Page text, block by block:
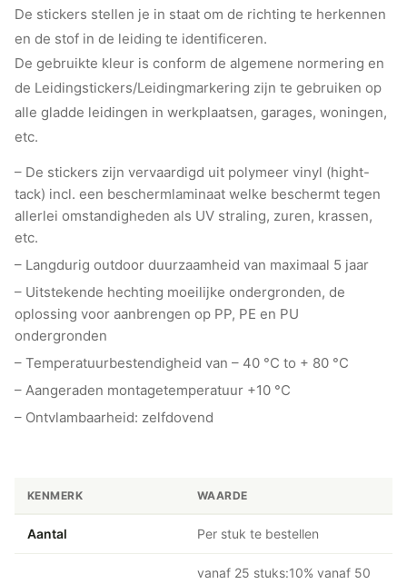
De stickers stellen je in staat om de richting te herkennen
en de stof in de leiding te identificeren.
De gebruikte kleur is conform de algemene normering en
de Leidingstickers/Leidingmarkering zijn te gebruiken op
alle gladde leidingen in werkplaatsen, garages, woningen,
etc.
– De stickers zijn vervaardigd uit polymeer vinyl (hight-
tack) incl. een beschermlaminaat welke beschermt tegen
allerlei omstandigheden als UV straling, zuren, krassen,
etc.
– Langdurig outdoor duurzaamheid van maximaal 5 jaar
– Uitstekende hechting moeilijke ondergronden, de
oplossing voor aanbrengen op PP, PE en PU
ondergronden
– Temperatuurbestendigheid van – 40 °C to + 80 °C
– Aangeraden montagetemperatuur +10 °C
– Ontvlambaarheid: zelfdovend
KENMERK WAARDE
Aantal Per stuk te bestellen
vanaf 25 stuks:10% vanaf 50